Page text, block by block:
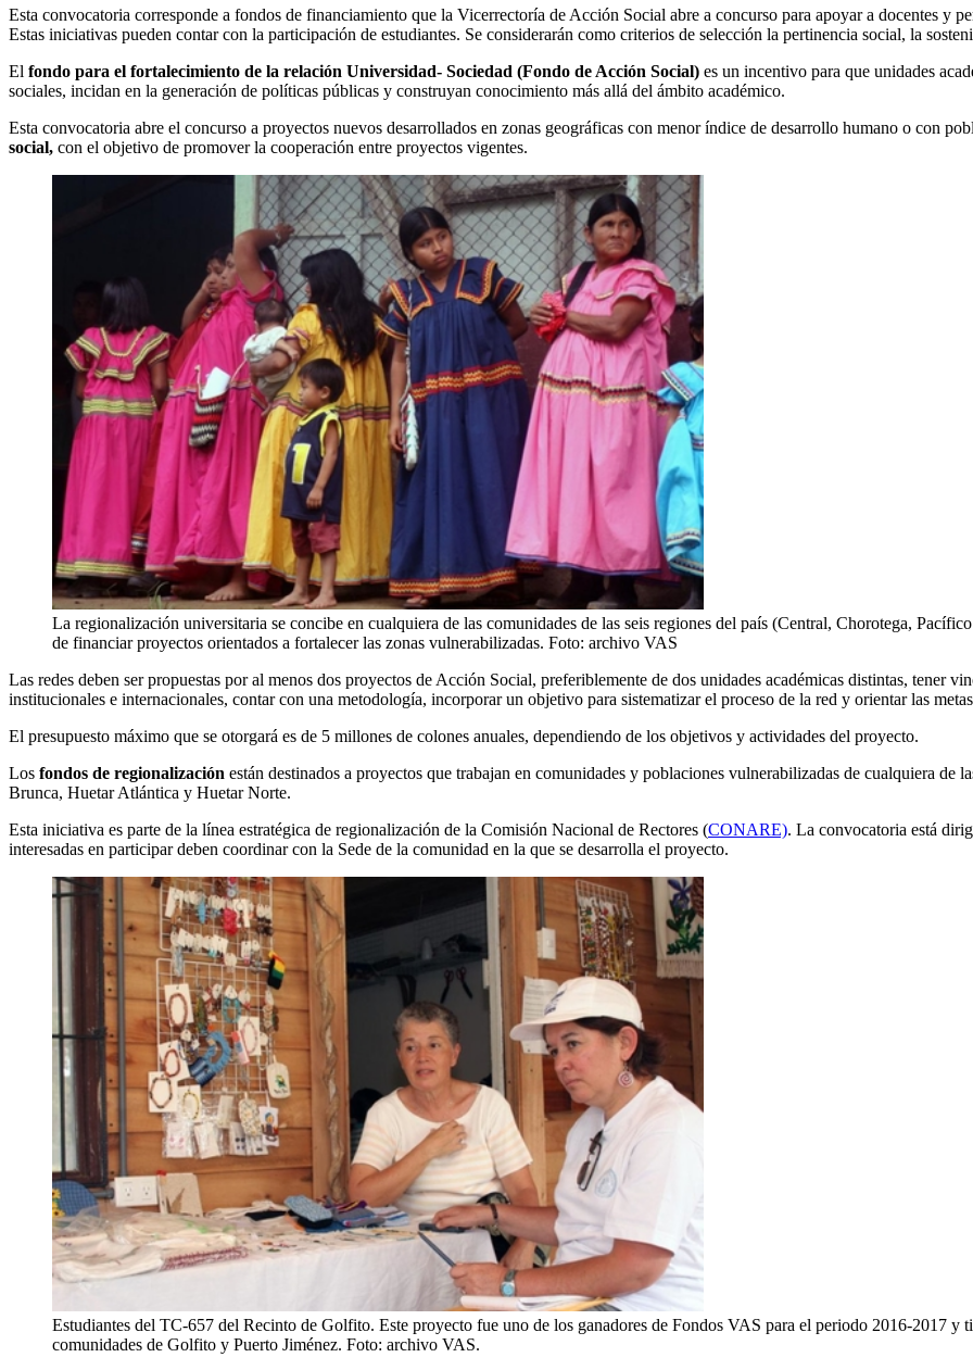
Esta convocatoria corresponde a fondos de financiamiento que la Vicerrectoría de Acción Social abre a concurso para apoyar a docentes y
Estas iniciativas pueden contar con la participación de estudiantes. Se considerarán como criterios de selección la pertinencia social, la
El fondo para el fortalecimiento de la relación Universidad- Sociedad (Fondo de Acción Social) es un incentivo para que unidades
sociales, incidan en la generación de políticas públicas y construyan conocimiento más allá del ámbito académico.
Esta convocatoria abre el concurso a proyectos nuevos desarrollados en zonas geográficas con menor índice de desarrollo humano o con
social, con el objetivo de promover la cooperación entre proyectos vigentes.
La regionalización universitaria se concibe en cualquiera de las comunidades de las seis regiones del país (Central, Chorotega,
de financiar proyectos orientados a fortalecer las zonas vulnerabilizadas. Foto: archivo VAS
Las redes deben ser propuestas por al menos dos proyectos de Acción Social, preferiblemente de dos unidades académicas distintas, tener
institucionales e internacionales, contar con una metodología, incorporar un objetivo para sistematizar el proceso de la red y orientar las
El presupuesto máximo que se otorgará es de 5 millones de colones anuales, dependiendo de los objetivos y actividades del proyecto.
Los fondos de regionalización están destinados a proyectos que trabajan en comunidades y poblaciones vulnerabilizadas de cualquiera de
Brunca, Huetar Atlántica y Huetar Norte.
Esta iniciativa es parte de la línea estratégica de regionalización de la Comisión Nacional de Rectores (CONARE). La convocatoria está
interesadas en participar deben coordinar con la Sede de la comunidad en la que se desarrolla el proyecto.
Estudiantes del TC-657 del Recinto de Golfito. Este proyecto fue uno de los ganadores de Fondos VAS para el periodo 2016-2017 y
comunidades de Golfito y Puerto Jiménez. Foto: archivo VAS.